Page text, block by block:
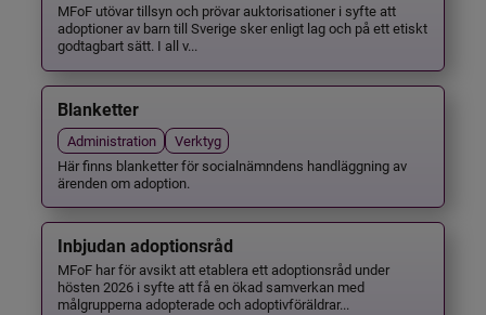
MFoF utövar tillsyn och prövar auktorisationer i syfte att
adoptioner av barn till Sverige sker enligt lag och på ett etiskt
godtagbart sätt. I all v...
Blanketter
Administration
Verktyg
Här finns blanketter för socialnämndens handläggning av
ärenden om adoption.
Inbjudan adoptionsråd
MFoF har för avsikt att etablera ett adoptionsråd under
hösten 2026 i syfte att få en ökad samverkan med
målgrupperna adopterade och adoptivföräldrar...